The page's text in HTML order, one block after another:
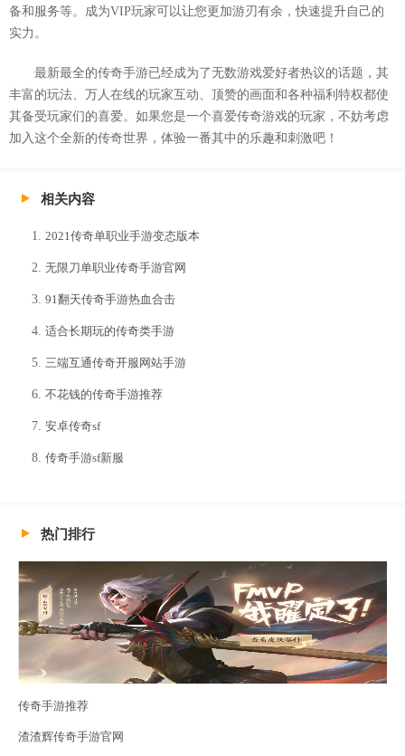
备和服务等。成为VIP玩家可以让您更加游刃有余，快速提升自己的
实力。
最新最全的传奇手游已经成为了无数游戏爱好者热议的话题，其
丰富的玩法、万人在线的玩家互动、顶赞的画面和各种福利特权都使
其备受玩家们的喜爱。如果您是一个喜爱传奇游戏的玩家，不妨考虑
加入这个全新的传奇世界，体验一番其中的乐趣和刺激吧！
相关内容
2021传奇单职业手游变态版本
无限刀单职业传奇手游官网
91翻天传奇手游热血合击
适合长期玩的传奇类手游
三端互通传奇开服网站手游
不花钱的传奇手游推荐
安卓传奇sf
传奇手游sf新服
热门排行
传奇手游推荐
渣渣辉传奇手游官网